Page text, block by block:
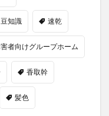
豆知識 速乾
者向けグループホーム
香取幹
髪色